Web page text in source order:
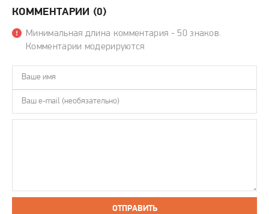
КОММЕНТАРИИ (0)
Минимальная длина комментария - 50 знаков.
Комментарии модерируются
ОТПРАВИТЬ